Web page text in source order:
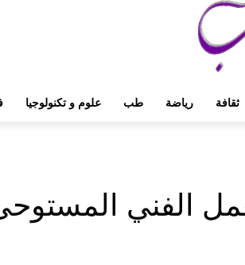
ثقافة رياضة طب علوم و تكنولوجيا
الفني